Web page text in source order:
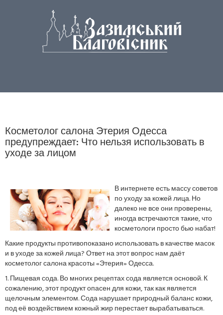
Косметолог салона Этерия Одесса
предупреждает: Что нельзя использовать в
уходе за лицом
В интернете есть массу советов
по уходу за кожей лица. Но
далеко не все они проверены,
иногда встречаются такие, что
косметологи просто бью набат!
Какие продукты противопоказано использовать в качестве масок
и в уходе за кожей лица? Ответ на этот вопрос нам даёт
косметолог салона красоты «Этерия» Одесса.
1. Пищевая сода. Во многих рецептах сода является основой. К
сожалению, этот продукт опасен для кожи, так как является
щелочным элементом. Сода нарушает природный баланс кожи,
под её воздействием кожный жир перестает вырабатываться.